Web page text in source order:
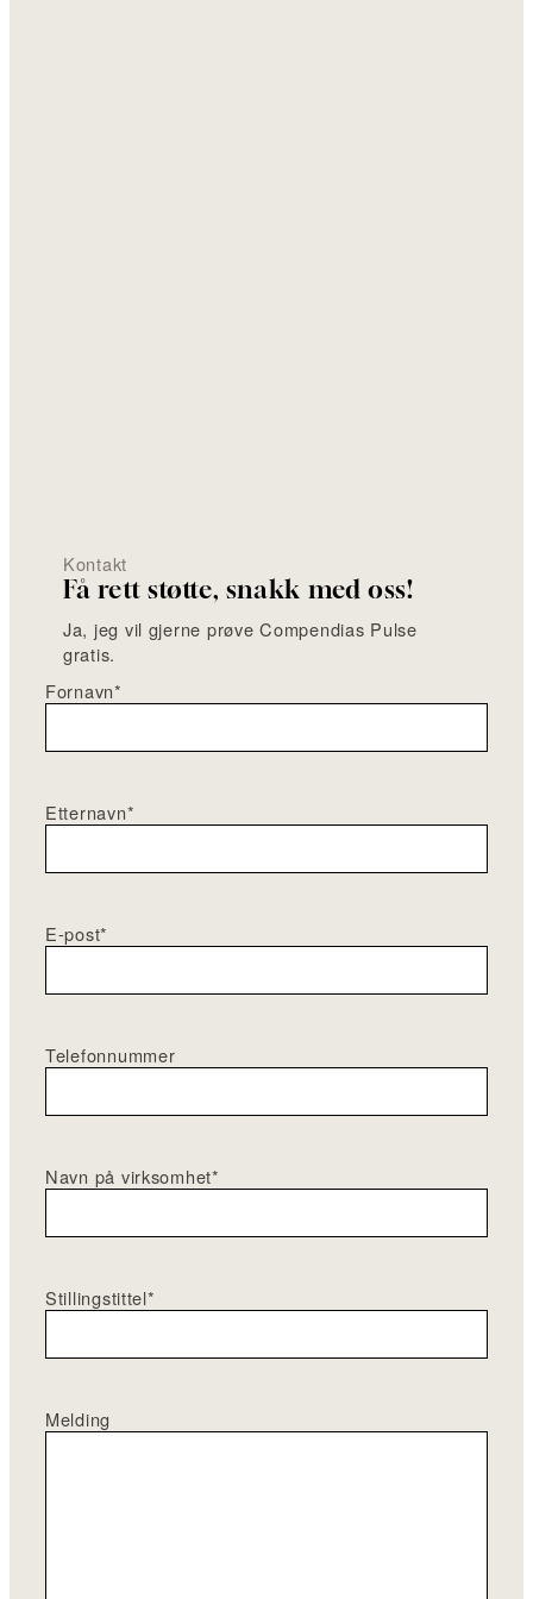
Kontakt
Få rett støtte, snakk med oss!
Ja, jeg vil gjerne prøve Compendias Pulse
gratis.
Fornavn*
Etternavn*
E-post*
Telefonnummer
Navn på virksomhet*
Stillingstittel*
Melding